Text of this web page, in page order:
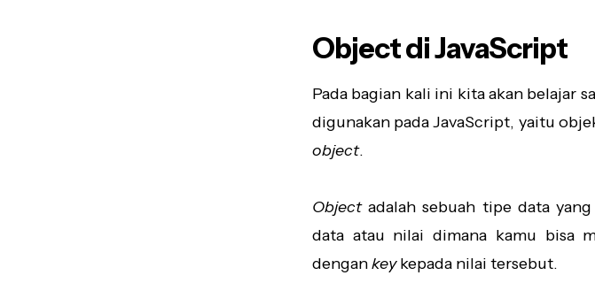
Object di JavaScript
Pada bagian kali ini kita akan belajar
digunakan pada JavaScript, yaitu
object.
Objectadalah sebuah tipe data
data atau nilai dimana kamu bisa
dengankeykepada nilai tersebut.